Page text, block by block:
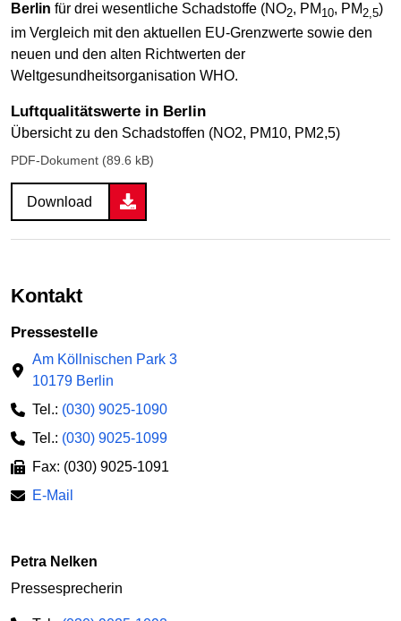
Berlin für drei wesentliche Schadstoffe (NO2, PM 10, PM2,5)
im Vergleich mit den aktuellen EU-Grenzwerte sowie den
neuen und den alten Richtwerten der
Weltgesundheitsorganisation WHO.
Luftqualitätswerte in Berlin
Übersicht zu den Schadstoffen (NO2, PM10, PM2,5)
PDF-Dokument (89.6 kB)
Download
Kontakt
Pressestelle
Am Köllnischen Park 3
10179 Berlin
Tel.: (030) 9025-1090
Tel.: (030) 9025-1099
Fax: (030) 9025-1091
E-Mail
Petra Nelken
Pressesprecherin